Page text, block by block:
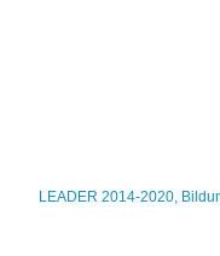
LEADER 2014-2020,